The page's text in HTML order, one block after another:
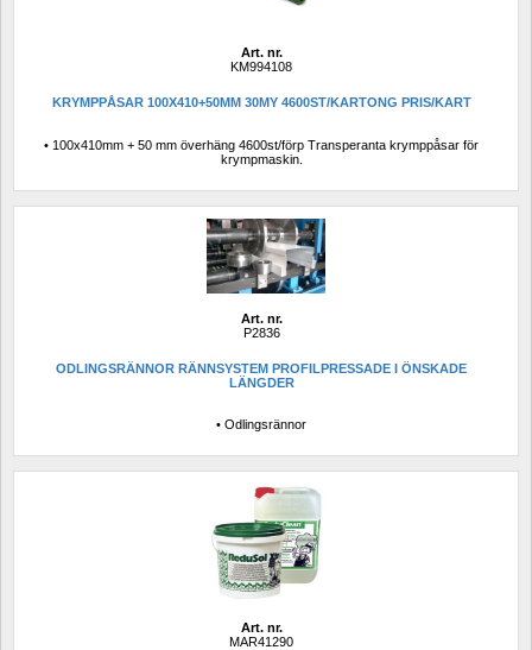
Art. nr.
KM994108
KRYMPPÅSAR 100X410+50MM 30MY 4600ST/KARTONG PRIS/KART
• 100x410mm + 50 mm överhäng 4600st/förp Transperanta krymppåsar för
krympmaskin.
Art. nr.
P2836
ODLINGSRÄNNOR RÄNNSYSTEM PROFILPRESSADE I ÖNSKADE
LÄNGDER
• Odlingsrännor
Art. nr.
MAR41290